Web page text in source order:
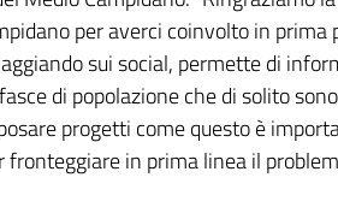
per averci coinvolto in prima
sui social, permette di
di popolazione che di solito
progetti come questo è
fronteggiare in prima linea il